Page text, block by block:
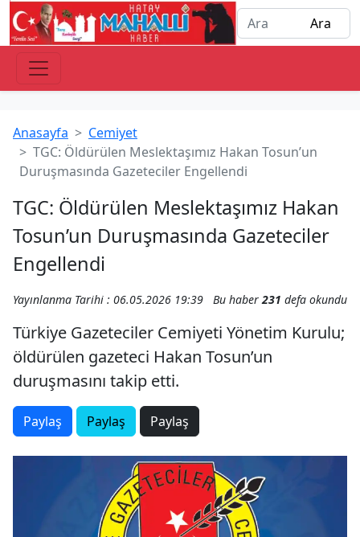
Anasayfa
Cemiyet
TGC: Öldürülen Meslektaşımız Hakan Tosun’un
Duruşmasında Gazeteciler Engellendi
TGC: Öldürülen Meslektaşımız Hakan
Tosun’un Duruşmasında Gazeteciler
Engellendi
Yayınlanma Tarihi : 06.05.2026 19:39 Bu haber231 defa okundu
Türkiye Gazeteciler Cemiyeti Yönetim Kurulu;
öldürülen gazeteci Hakan Tosun’un
duruşmasını takip etti.
Paylaş Paylaş Paylaş